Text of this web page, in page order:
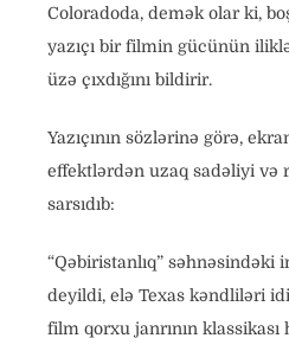
Coloradoda, demək olar ki,
yazıçı bir filmin gücünün
üzə çıxdığını bildirir.
Yazıçının sözlərinə görə,
effektlərdən uzaq sadəliyi və
sarsıdıb:
“Qəbiristanlıq” səhnəsindəki
deyildi, elə Texas kəndliləri
film qorxu janrının klassikası